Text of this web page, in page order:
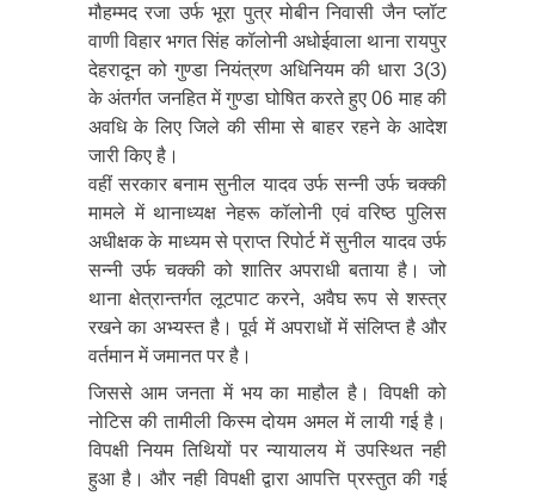
मौहम्मद रजा उर्फ भूरा पुत्र मोबीन निवासी जैन प्लॉट
वाणी विहार भगत सिंह कॉलोनी अधोईवाला थाना रायपुर
देहरादून को गुण्डा नियंत्रण अधिनियम की धारा 3(3)
के अंतर्गत जनहित में गुण्डा घोषित करते हुए 06 माह की
अवधि के लिए जिले की सीमा से बाहर रहने के आदेश
जारी किए है।
वहीं सरकार बनाम सुनील यादव उर्फ सन्नी उर्फ चक्की
मामले में थानाध्यक्ष नेहरू कॉलोनी एवं वरिष्ठ पुलिस
अधीक्षक के माध्यम से प्राप्त रिपोर्ट में सुनील यादव उर्फ
सन्नी उर्फ चक्की को शातिर अपराधी बताया है। जो
थाना क्षेत्रान्तर्गत लूटपाट करने, अवैघ रूप से शस्त्र
रखने का अभ्यस्त है। पूर्व में अपराधों में संलिप्त है और
वर्तमान में जमानत पर है।
जिससे आम जनता में भय का माहौल है। विपक्षी को
नोटिस की तामीली किस्म दोयम अमल में लायी गई है।
विपक्षी नियम तिथियों पर न्यायालय में उपस्थित नही
हुआ है। और नही विपक्षी द्वारा आपत्ति प्रस्तुत की गई